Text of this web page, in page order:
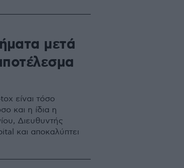
μετά
είναι τόσο
και η ίδια η
Διευθυντής
και αποκαλύπτει